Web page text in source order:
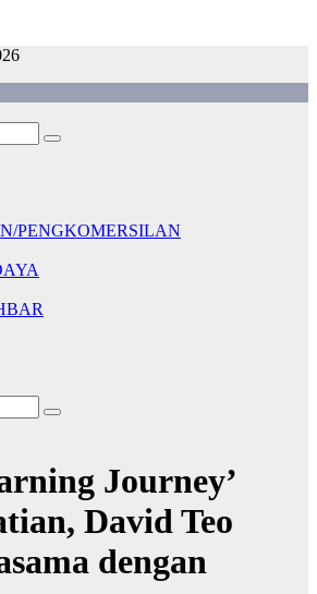
PENGKOMERSILAN
Journey’
David Teo
dengan